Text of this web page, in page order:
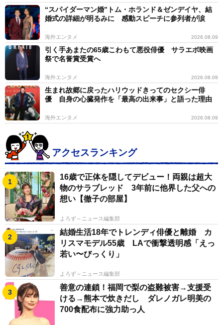
“スパイダーマン婚”トム・ホランド＆ゼンデイヤ、結
婚式の詳細が明るみに 感動スピーチに参列者が涙
海外エンタメ 2026.08.09
引く手あまたの65歳こわもて悪役俳優 サラエボ映画
祭で名誉賞受賞へ
海外エンタメ 2026.08.09
生まれ故郷に戻ったハリウッドきってのセクシー俳
優 自身の心臓発作を「最高の出来事」と語った理由
海外エンタメ 2026.08.09
アクセスランキング
16歳で正体を隠してデビュー！両親は超大
物のサラブレッド 3年前に他界した父への
想い【徹子の部屋】
よろず～ニュース編集部
結婚生活18年でトレンディ俳優と離婚 カ
リスマモデル55歳 LAで衝撃透明感「えっ
若い〜びっくり」
よろず～ニュース編集部
善意の連鎖！福岡で梨の盗難被害→支援受
ける→熊本で炊きだし ダレノガレ明美の
700食配布に強力助っ人